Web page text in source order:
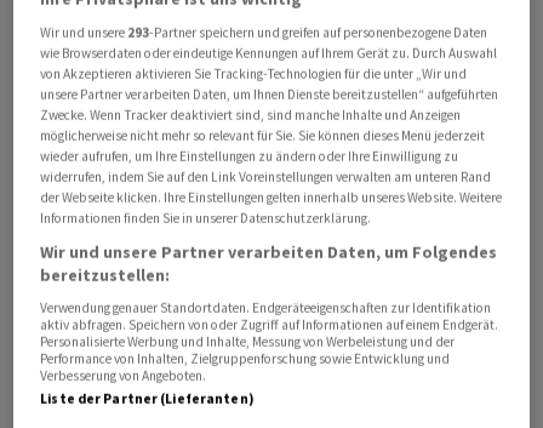
Abgaben holte der Dollar wieder auf.
Derweil tritt das Euro/Franken-Paar bei Kursen von
0,9220 mehr oder weniger auf der Stelle.
Zuletzt hatte eine Spekulation auf höhere Zinsen in
den USA im weiteren Verlauf des Jahres für eine
allgemeine Dollar-Stärke gesorgt. Dies setzte
europäische Währungen tendenziell unter Druck.
Im Nachmittagsgeschäft hatten europäische Währungen
noch von den sinkenden Ölpreisen profitiert. Das Fass
der Sorte Brent kostet nur noch etwas über 70 Dollar. Da
Rohöl in Dollar gehandelt wird, dämpfen sinkende
Wir und unsere 293-Partner speichern und greifen auf personenbezogene Daten
wie Browserdaten oder eindeutige Kennungen auf Ihrem Gerät zu. Durch Auswahl
von Akzeptieren aktivieren Sie Tracking-Technologien für die unter „Wir und
unsere Partner verarbeiten Daten, um Ihnen Dienste bereitzustellen“ aufgeführten
Zwecke. Wenn Tracker deaktiviert sind, sind manche Inhalte und Anzeigen
möglicherweise nicht mehr so relevant für Sie. Sie können dieses Menü jederzeit
wieder aufrufen, um Ihre Einstellungen zu ändern oder Ihre Einwilligung zu
widerrufen, indem Sie auf den Link Voreinstellungen verwalten am unteren Rand
der Webseite klicken. Ihre Einstellungen gelten innerhalb unseres Website. Weitere
Informationen finden Sie in unserer Datenschutzerklärung.
Wir und unsere Partner verarbeiten Daten, um Folgendes
bereitzustellen:
Verwendung genauer Standortdaten. Endgeräteeigenschaften zur Identifikation
aktiv abfragen. Speichern von oder Zugriff auf Informationen auf einem Endgerät.
Personalisierte Werbung und Inhalte, Messung von Werbeleistung und der
Performance von Inhalten, Zielgruppenforschung sowie Entwicklung und
Verbesserung von Angeboten.
Liste der Partner (Lieferanten)